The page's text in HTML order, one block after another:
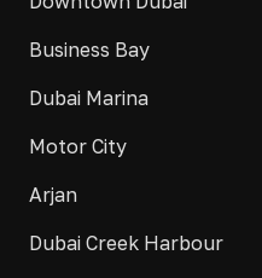
Business Bay
Dubai Marina
Motor City
Arjan
Dubai Creek Harbour